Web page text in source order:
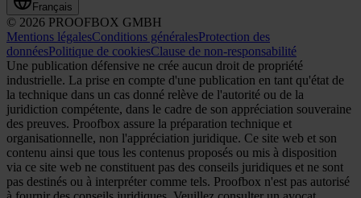
Français
© 2026 PROOFBOX GMBH
Mentions légalesConditions généralesProtection des
donnéesPolitique de cookiesClause de non-responsabilité
Une publication défensive ne crée aucun droit de propriété
industrielle. La prise en compte d'une publication en tant qu'état de
la technique dans un cas donné relève de l'autorité ou de la
juridiction compétente, dans le cadre de son appréciation souveraine
des preuves. Proofbox assure la préparation technique et
organisationnelle, non l'appréciation juridique. Ce site web et son
contenu ainsi que tous les contenus proposés ou mis à disposition
via ce site web ne constituent pas des conseils juridiques et ne sont
pas destinés ou à interpréter comme tels. Proofbox n'est pas autorisé